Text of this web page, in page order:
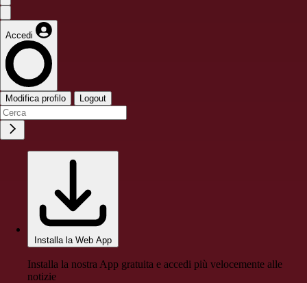
Accedi
Modifica profilo Logout
Installa la Web App
Installa la nostra App gratuita e accedi più velocemente alle
notizie